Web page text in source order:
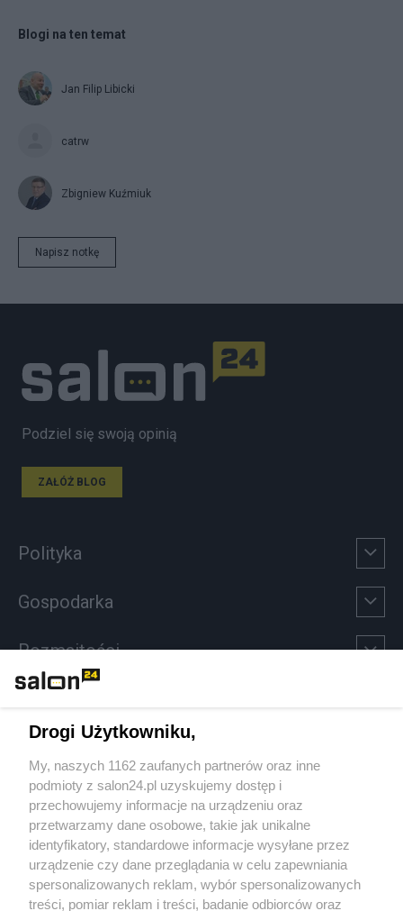
Blogi na ten temat
Jan Filip Libicki
catrw
Zbigniew Kuźmiuk
Napisz notkę
Podziel się swoją opinią
ZAŁÓŻ BLOG
Polityka
Gospodarka
Rozmaitości
Sport
Społeczeństwo
Kultura
Drogi Użytkowniku,
My, naszych 1162 zaufanych partnerów oraz inne
podmioty z salon24.pl uzyskujemy dostęp i
przechowujemy informacje na urządzeniu oraz
przetwarzamy dane osobowe, takie jak unikalne
identyfikatory, standardowe informacje wysyłane przez
urządzenie czy dane przeglądania w celu zapewniania
spersonalizowanych reklam, wybór spersonalizowanych
treści, pomiar reklam i treści, badanie odbiorców oraz